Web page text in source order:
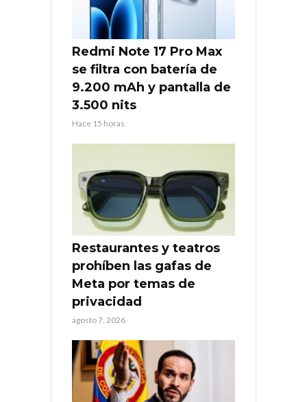
Redmi Note 17 Pro Max
se filtra con batería de
9.200 mAh y pantalla de
3.500 nits
Hace 15 horas
Restaurantes y teatros
prohíben las gafas de
Meta por temas de
privacidad
agosto 7, 2026